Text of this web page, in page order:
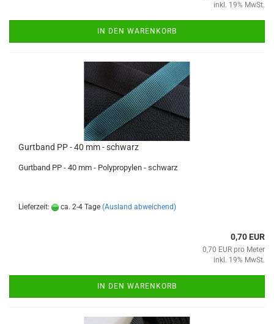
inkl. 19% MwSt.
IN DEN WARENKORB
Gurtband PP - 40 mm - schwarz
Gurtband PP - 40 mm - Polypropylen - schwarz
Lieferzeit: ca. 2-4 Tage (Ausland abweichend)
0,70 EUR
0,70 EUR pro Meter
inkl. 19% MwSt.
IN DEN WARENKORB